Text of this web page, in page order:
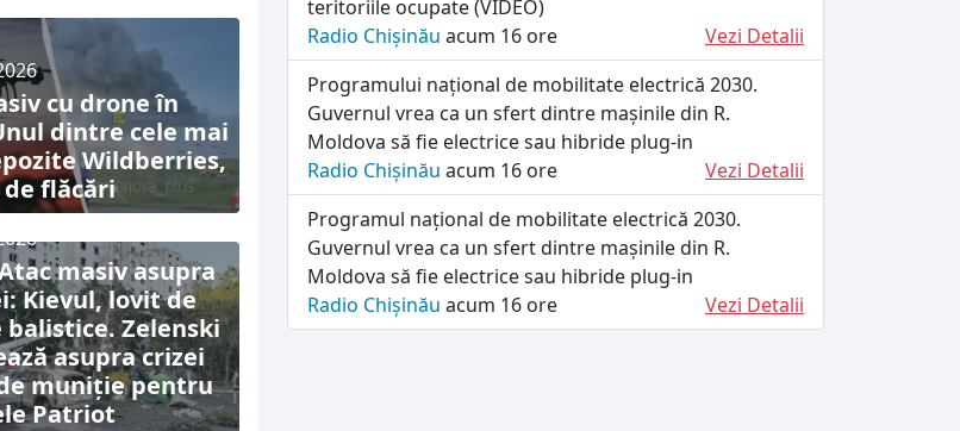
cu drone în
dintre cele mai
Wildberries,
flăcări
masiv asupra
Kievul, lovit de
Zelenski
asupra crizei
muniție pentru
Patriot
teritoriile ocupate (VIDEO)
Radio Chișinău acum 16 ore
Vezi Detalii
Programului național de mobilitate electrică 2030.
Guvernul vrea ca un sfert dintre mașinile din R.
Moldova să fie electrice sau hibride plug-in
Radio Chișinău acum 16 ore
Vezi Detalii
Programul național de mobilitate electrică 2030.
Guvernul vrea ca un sfert dintre mașinile din R.
Moldova să fie electrice sau hibride plug-in
Radio Chișinău acum 16 ore Vezi Detalii